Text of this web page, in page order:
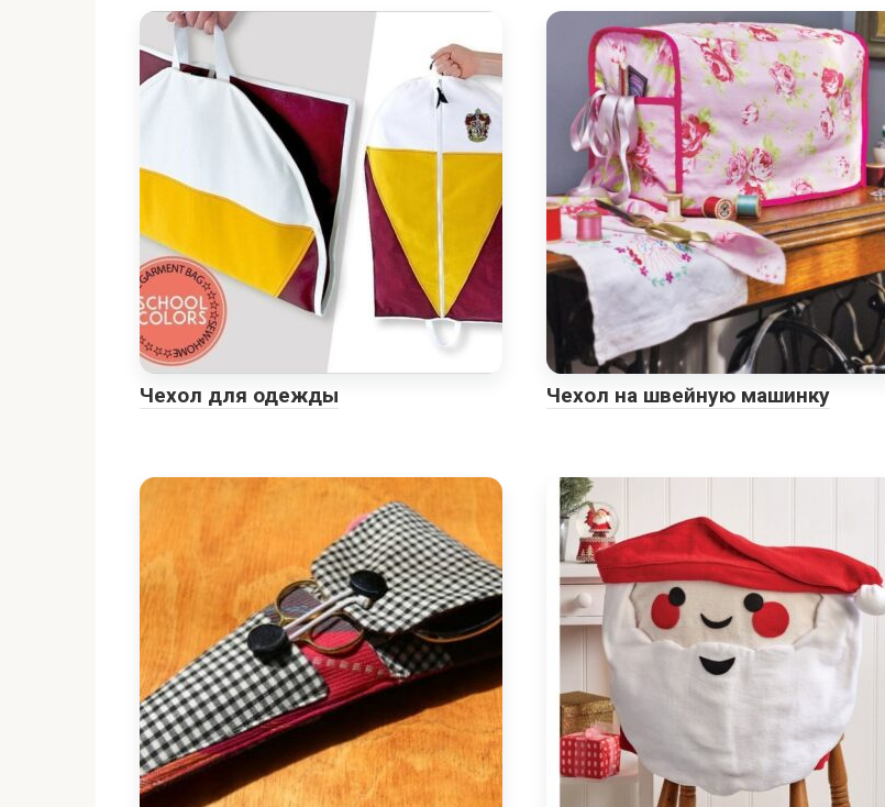
Чехол для одежды Чехол на швейную машинку